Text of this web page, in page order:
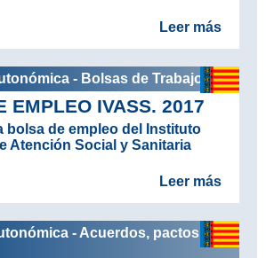
Leer más
- Bolsas de Trabajo
EMPLEO IVASS. 2017
bolsa de empleo del Instituto
Atención Social y Sanitaria
Leer más
- Acuerdos, pactos y